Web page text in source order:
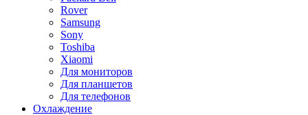
Rover
Samsung
Sony
Toshiba
Xiaomi
Для мониторов
Для планшетов
Для телефонов
Охлаждение